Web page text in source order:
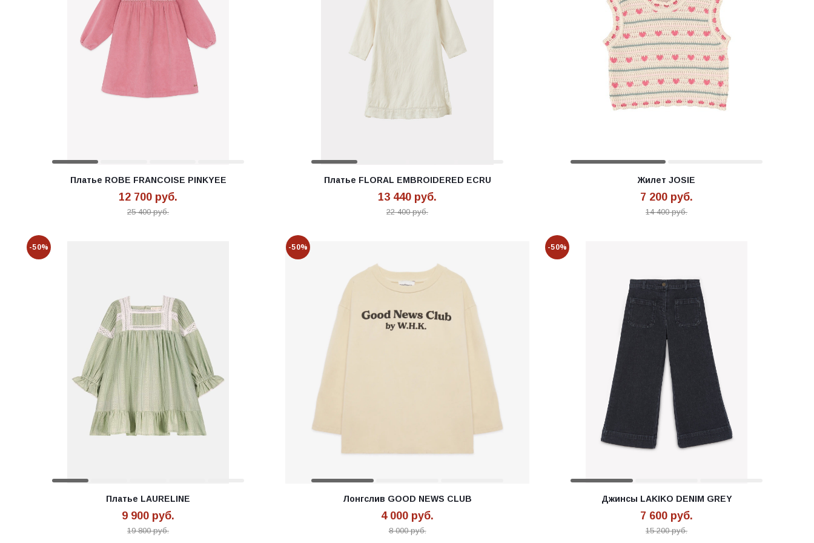
Платье ROBE FRANCOISE PINKYEE
12 700 руб.
25 400руб.
Платье FLORAL EMBROIDERED ECRU
13 440 руб.
22 400руб.
Жилет JOSIE
7 200 руб.
14 400руб.
-50%
Платье LAURELINE
9 900 руб.
19 800руб.
-50%
Лонгслив GOOD NEWS CLUB
4 000 руб.
8 000руб.
-50%
Джинсы LAKIKO DENIM GREY
7 600 руб.
15 200руб.